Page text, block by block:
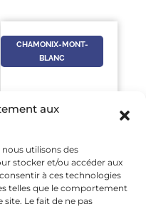
aux
utilisons des
stocker et/ou accéder aux
à ces technologies
telles que le comportement
Le fait de ne pas
CHAMONIX-MONT-
BLANC
13 AOÛT -
13 AOÛT
LA VIE SECRÈTE DE